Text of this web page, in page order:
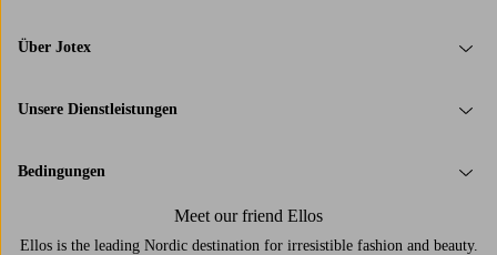
Über Jotex
Unsere Dienstleistungen
Bedingungen
Meet our friend Ellos
Ellos is the leading Nordic destination for irresistible fashion and beauty.